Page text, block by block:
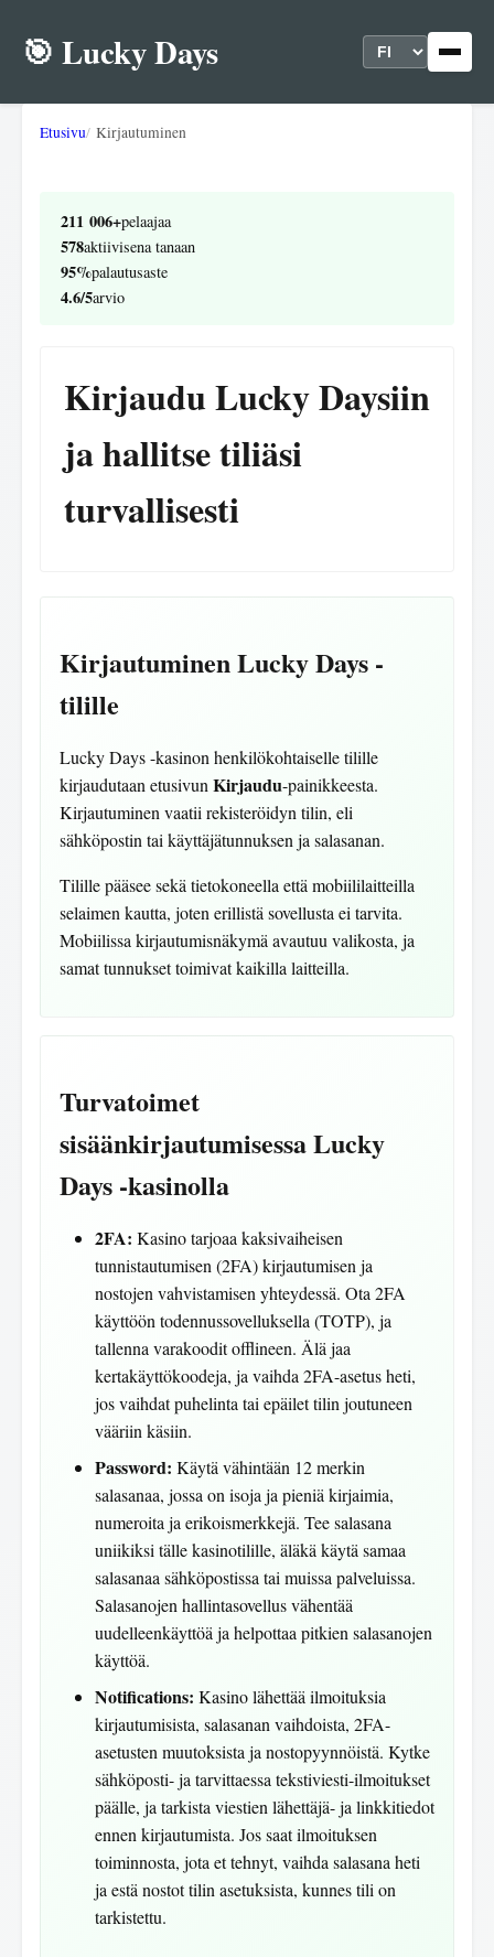
🎯 Lucky Days
Etusivu Kirjautuminen
211 006+pelaajaa
578aktiivisena tanaan
95%palautusaste
4.6/5arvio
Kirjaudu Lucky Daysiin
ja hallitse tiliäsi
turvallisesti
Kirjautuminen Lucky Days -
tilille
Lucky Days -kasinon henkilökohtaiselle tilille
kirjaudutaan etusivun Kirjaudu-painikkeesta.
Kirjautuminen vaatii rekisteröidyn tilin, eli
sähköpostin tai käyttäjätunnuksen ja salasanan.
Tilille pääsee sekä tietokoneella että mobiililaitteilla
selaimen kautta, joten erillistä sovellusta ei tarvita.
Mobiilissa kirjautumisnäkymä avautuu valikosta, ja
samat tunnukset toimivat kaikilla laitteilla.
Turvatoimet
sisäänkirjautumisessa Lucky
Days -kasinolla
2FA: Kasino tarjoaa kaksivaiheisen
tunnistautumisen (2FA) kirjautumisen ja
nostojen vahvistamisen yhteydessä. Ota 2FA
käyttöön todennussovelluksella (TOTP), ja
tallenna varakoodit offlineen. Älä jaa
kertakäyttökoodeja, ja vaihda 2FA-asetus heti,
jos vaihdat puhelinta tai epäilet tilin joutuneen
vääriin käsiin.
Password: Käytä vähintään 12 merkin
salasanaa, jossa on isoja ja pieniä kirjaimia,
numeroita ja erikoismerkkejä. Tee salasana
uniikiksi tälle kasinotilille, äläkä käytä samaa
salasanaa sähköpostissa tai muissa palveluissa.
Salasanojen hallintasovellus vähentää
uudelleenkäyttöä ja helpottaa pitkien salasanojen
käyttöä.
Notifications: Kasino lähettää ilmoituksia
kirjautumisista, salasanan vaihdoista, 2FA-
asetusten muutoksista ja nostopyynnöistä. Kytke
sähköposti- ja tarvittaessa tekstiviesti-ilmoitukset
päälle, ja tarkista viestien lähettäjä- ja linkkitiedot
ennen kirjautumista. Jos saat ilmoituksen
toiminnosta, jota et tehnyt, vaihda salasana heti
ja estä nostot tilin asetuksista, kunnes tili on
tarkistettu.